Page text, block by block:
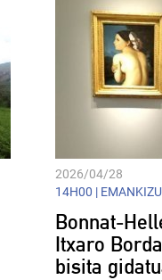
2026/04/28
14H00 |
Bonnat-
Itxaro
bisita